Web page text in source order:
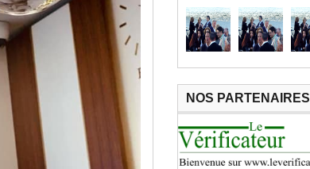
NOS PARTENAIRES